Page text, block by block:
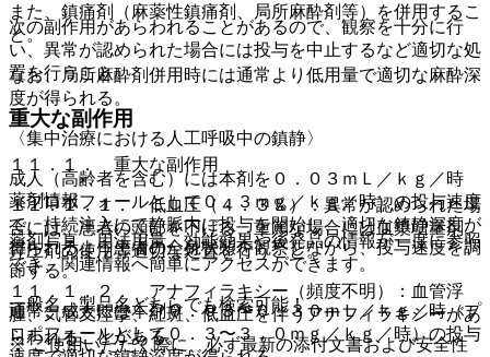
次の副作用があらわれることがあるので、観察を十分に行
い、異常が認められた場合には投与を中止するなど適切な処
置を行うこと。
重大な副作用
１１．１． 重大な副作用
１１．１．１． 低血圧（４．３％）：異常が認められた場
合には、患者の頭部を下げる、重篤な場合には血漿増量剤、
昇圧剤の使用等適切な処置を行うこと。
１１．１．２． アナフィラキシー（頻度不明）：血管浮
腫、気管支痙攣、紅斑、低血圧を伴うアナフィラキシーがあ
らわれることがある。
また、鎮痛剤（麻薬性鎮痛剤、局所麻酔剤等）を併用するこ
と。
なお、局所麻酔剤併用時には通常より低用量で適切な麻酔深
度が得られる。
〈集中治療における人工呼吸中の鎮静〉
成人（高齢者を含む）には本剤を０．０３ｍＬ／ｋｇ／時
（プロポフォールとして０．３ｍｇ／ｋｇ／時）の投与速度
で、持続注入にて静脈内に投与を開始し、適切な鎮静深度が
得られるよう患者の全身状態を観察しながら、投与速度を調
節する。
通常、成人には本剤０．０３〜０．３０ｍＬ／ｋｇ／時（プ
ロポフォールとして０．３〜３．０ｍｇ／ｋｇ／時）の投与
薬剤情報
薬剤写真、用法用量、効能効果や後発品の情報が一度に参照
でき、関連情報へ簡単にアクセスができます。
一般名、製品名どちらでも検索可能！
※ ご使用いただく際に、必ず最新の添付文書および安全性